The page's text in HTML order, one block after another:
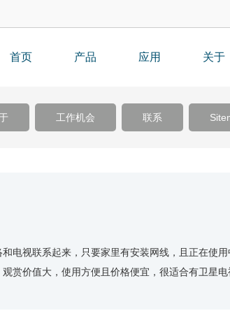
首页 产品 应用 关于
工作机会 联系
电视联系起来，只要家里有安装网线，且正在使
赏价值大，使用方便且价格便宜，很适合有卫星电